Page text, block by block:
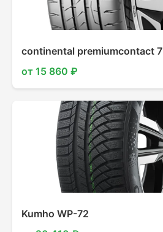
continental premiumcontact 7
от 15 860 ₽
Kumho WP-72